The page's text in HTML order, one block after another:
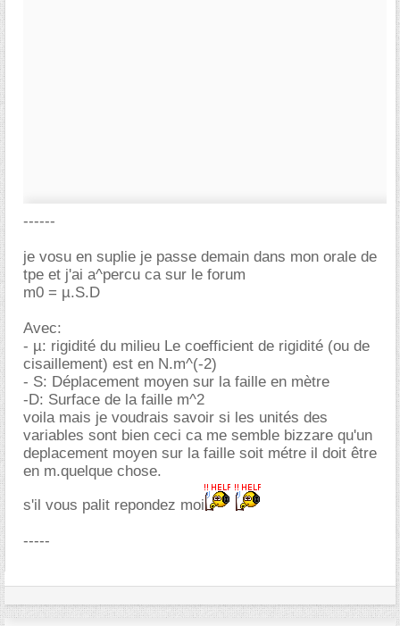
------
je vosu en suplie je passe demain dans mon orale de
tpe et j'ai a^percu ca sur le forum
m0 = µ.S.D
Avec:
- µ: rigidité du milieu Le coefficient de rigidité (ou de
cisaillement) est en N.m^(-2)
- S: Déplacement moyen sur la faille en mètre
-D: Surface de la faille m^2
voila mais je voudrais savoir si les unités des
variables sont bien ceci ca me semble bizzare qu'un
deplacement moyen sur la faille soit métre il doit être
en m.quelque chose.
s'il vous palit repondez moi
-----